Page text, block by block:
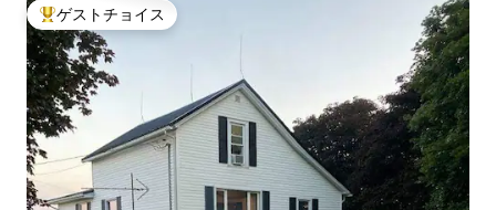
大好評のゲストチョイスです。
ゲストチョイス